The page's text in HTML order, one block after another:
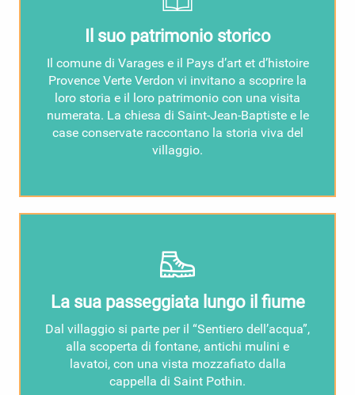
Il suo patrimonio storico
Il comune di Varages e il Pays d’art et d’histoire
Provence Verte Verdon vi invitano a scoprire la
loro storia e il loro patrimonio con una visita
numerata. La chiesa di Saint-Jean-Baptiste e le
case conservate raccontano la storia viva del
villaggio.
La sua passeggiata lungo il fiume
Dal villaggio si parte per il “Sentiero dell’acqua”,
alla scoperta di fontane, antichi mulini e
lavatoi, con una vista mozzafiato dalla
cappella di Saint Pothin.